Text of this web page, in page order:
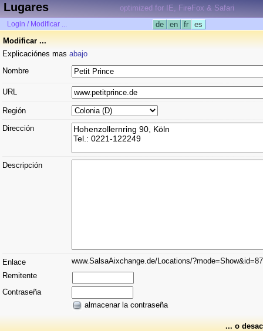
Lugares optimized for IE, FireFox & Safari
Login / Modificar ... de en fr
es
Modificar ...
Explicaciónes mas abajo
Nombre
URL
Región
Dirección
Descripción
Enlace
www.SalsaAixchange.de/Locations/
Remitente
Contraseña
almacenar la contraseña
... o